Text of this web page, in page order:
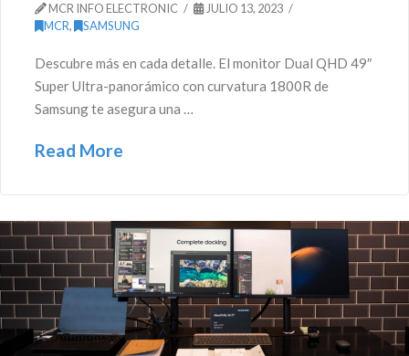
MCR INFO ELECTRONIC
JULIO 13, 2023
MCR, SAMSUNG
Descubre más en cada detalle. El monitor Dual QHD 49″
Super Ultra-panorámico con curvatura 1800R de
Samsung te asegura una …
Read More